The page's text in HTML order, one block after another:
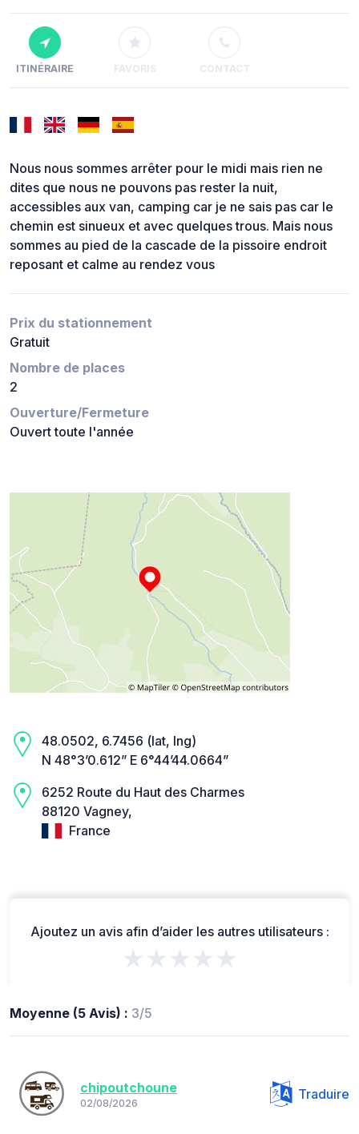
ITINÉRAIRE FAVORIS CONTACT
Nous nous sommes arrêter pour le midi mais rien ne
dites que nous ne pouvons pas rester la nuit,
accessibles aux van, camping car je ne sais pas car le
chemin est sinueux et avec quelques trous. Mais nous
sommes au pied de la cascade de la pissoire endroit
reposant et calme au rendez vous
Prix du stationnement
Gratuit
Nombre de places
2
Ouverture/Fermeture
Ouvert toute l'année
48.0502, 6.7456 (lat, lng)
N 48°3’0.612” E 6°44’44.0664”
6252 Route du Haut des Charmes
88120 Vagney,
France
Ajoutez un avis afin d’aider les autres utilisateurs :
★★★★★
Moyenne (5 Avis) : 3/5
chipoutchoune
02/08/2026
Traduire